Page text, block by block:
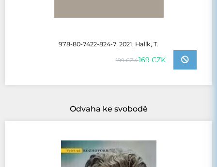
978-80-7422-824-7, 2021, Halík, T.
199 CZK169 CZK
Odvaha ke svobodě